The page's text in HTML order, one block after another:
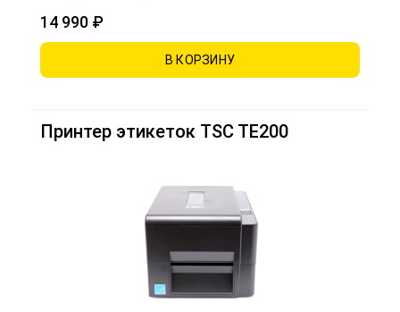
14 990 ₽
В КОРЗИНУ
Принтер этикеток TSC TE200